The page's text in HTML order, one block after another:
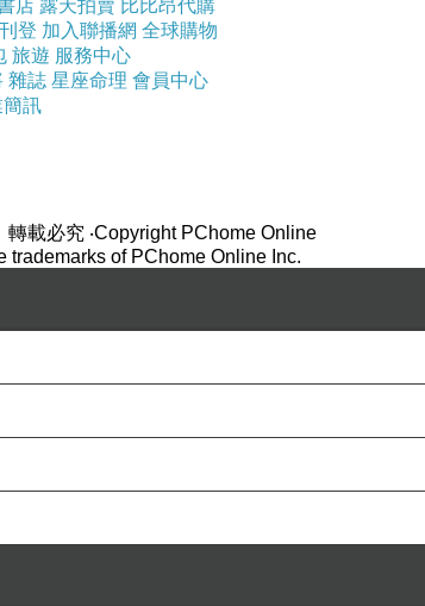
店 露天拍賣 比比昂代購
登 加入聯播網 全球購物
旅遊 服務中心
雜誌 星座命理 會員中心
訊
轉載必究 ‧Copyright PChome Online
trademarks of PChome Online Inc.